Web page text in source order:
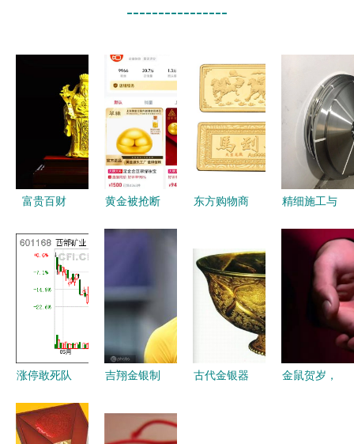
----------------
富贵百财
艺品的财富
与祝福
黄金被抢断
东方购物商
凤推出高品
德“马到功
成”精致健
康福利品牌
（20g）点
精细施工与
上海保温铝
皮与保温不
锈钢扎带的
专业选择
涨停敢死队
只强势股，
吉翔金银制
解析 品质
古代金银器
金鼠贺岁，